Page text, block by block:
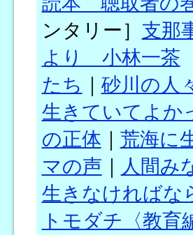
ンタリー］ 支那
より 小林一茶
たち
砂川の人
生きていてよか
の正体
荒海に
マの声
人間み
生きなければな
トモダチ〈教